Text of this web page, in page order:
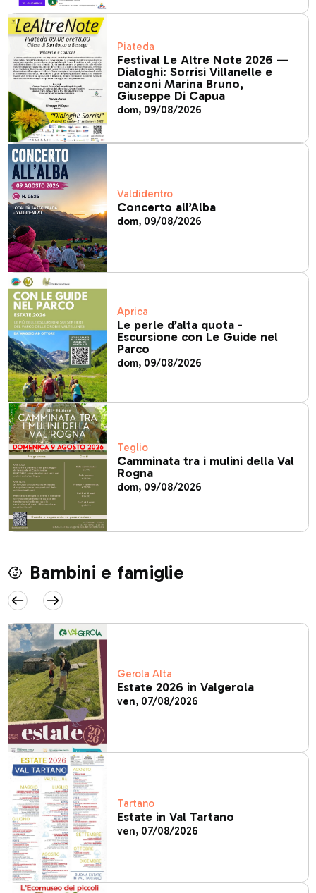
Piateda
Festival Le Altre Note 2026 —
Dialoghi: Sorrisi Villanelle e
canzoni Marina Bruno,
Giuseppe Di Capua
dom, 09/08/2026
Valdidentro
Concerto all’Alba
dom, 09/08/2026
Aprica
Le perle d’alta quota -
Escursione con Le Guide nel
Parco
dom, 09/08/2026
Teglio
Camminata tra i mulini della Val
Rogna
dom, 09/08/2026
Bambini e famiglie
Gerola Alta
Estate 2026 in Valgerola
ven, 07/08/2026
Tartano
Estate in Val Tartano
ven, 07/08/2026